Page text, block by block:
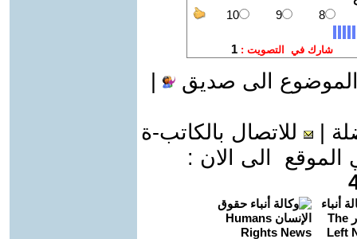
الى صديق
للاتصال بالكاتب-ة
الى الان :